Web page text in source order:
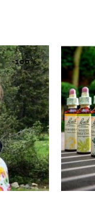
-100%